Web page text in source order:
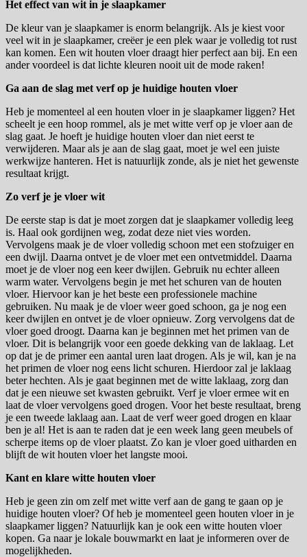
Het effect van wit in je slaapkamer
De kleur van je slaapkamer is enorm belangrijk. Als je kiest voor
veel wit in je slaapkamer, creëer je een plek waar je volledig tot rust
kan komen. Een wit houten vloer draagt hier perfect aan bij. En een
ander voordeel is dat lichte kleuren nooit uit de mode raken!
Ga aan de slag met verf op je huidige houten vloer
Heb je momenteel al een houten vloer in je slaapkamer liggen? Het
scheelt je een hoop rommel, als je met witte verf op je vloer aan de
slag gaat. Je hoeft je huidige houten vloer dan niet eerst te
verwijderen. Maar als je aan de slag gaat, moet je wel een juiste
werkwijze hanteren. Het is natuurlijk zonde, als je niet het gewenste
resultaat krijgt.
Zo verf je je vloer wit
De eerste stap is dat je moet zorgen dat je slaapkamer volledig leeg
is. Haal ook gordijnen weg, zodat deze niet vies worden.
Vervolgens maak je de vloer volledig schoon met een stofzuiger en
een dwijl. Daarna ontvet je de vloer met een ontvetmiddel. Daarna
moet je de vloer nog een keer dwijlen. Gebruik nu echter alleen
warm water. Vervolgens begin je met het schuren van de houten
vloer. Hiervoor kan je het beste een professionele machine
gebruiken. Nu maak je de vloer weer goed schoon, ga je nog een
keer dwijlen en ontvet je de vloer opnieuw. Zorg vervolgens dat de
vloer goed droogt. Daarna kan je beginnen met het primen van de
vloer. Dit is belangrijk voor een goede dekking van de laklaag. Let
op dat je de primer een aantal uren laat drogen. Als je wil, kan je na
het primen de vloer nog eens licht schuren. Hierdoor zal je laklaag
beter hechten. Als je gaat beginnen met de witte laklaag, zorg dan
dat je een nieuwe set kwasten gebruikt. Verf je vloer ermee wit en
laat de vloer vervolgens goed drogen. Voor het beste resultaat, breng
je een tweede laklaag aan. Laat de verf weer goed drogen en klaar
ben je al! Het is aan te raden dat je een week lang geen meubels of
scherpe items op de vloer plaatst. Zo kan je vloer goed uitharden en
blijft de wit houten vloer het langste mooi.
Kant en klare witte houten vloer
Heb je geen zin om zelf met witte verf aan de gang te gaan op je
huidige houten vloer? Of heb je momenteel geen houten vloer in je
slaapkamer liggen? Natuurlijk kan je ook een witte houten vloer
kopen. Ga naar je lokale bouwmarkt en laat je informeren over de
mogelijkheden.